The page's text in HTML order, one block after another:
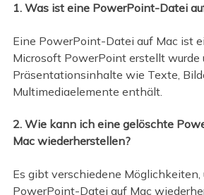
1. Was ist eine PowerPoint-Datei
Eine PowerPoint-Datei auf Mac ist
Microsoft PowerPoint erstellt wurde
Präsentationsinhalte wie Texte,
Multimediaelemente enthält.
2. Wie kann ich eine gelöschte
Mac wiederherstellen?
Es gibt verschiedene Möglichkeiten,
PowerPoint-Datei auf Mac